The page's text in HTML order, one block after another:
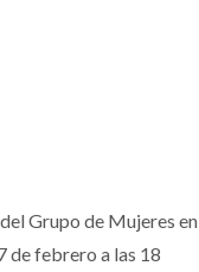
Grupo de Mujeres en
de febrero a las 18